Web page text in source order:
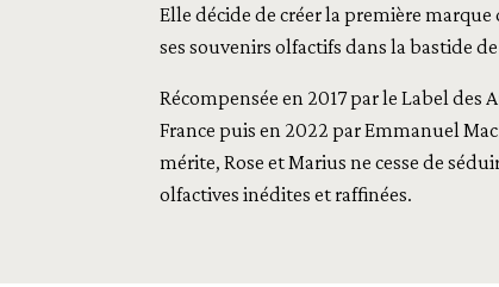
Elle décide de créer la première marque
ses souvenirs olfactifs dans la bastide
Récompensée en 2017 par le Label des
France puis en 2022 par Emmanuel
mérite, Rose et Marius ne cesse de
olfactives inédites et raffinées.